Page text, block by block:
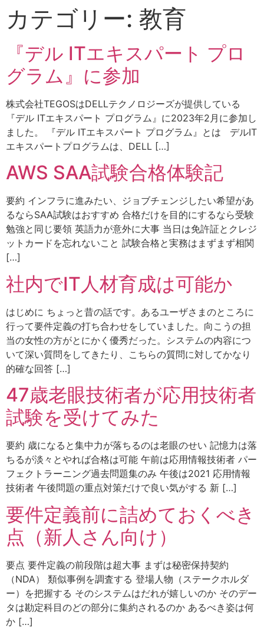
カテゴリー: 教育
『デル ITエキスパート プロ
グラム』に参加
株式会社TEGOSはDELLテクノロジーズが提供している
『デル ITエキスパート プログラム』に2023年2月に参加し
ました。 『デル ITエキスパート プログラム』とは デルIT
エキスパートプログラムは、DELL […]
AWS SAA試験合格体験記
要約 インフラに進みたい、ジョブチェンジしたい希望があ
るならSAA試験はおすすめ 合格だけを目的にするなら受験
勉強と同じ要領 英語力が意外に大事 当日は免許証とクレジ
ットカードを忘れないこと 試験合格と実務はまずまず相関
[…]
社内でIT人材育成は可能か
はじめに ちょっと昔の話です。あるユーザさまのところに
行って要件定義の打ち合わせをしていました。向こうの担
当の女性の方がとにかく優秀だった。システムの内容につ
いて深い質問をしてきたり、こちらの質問に対してかなり
的確な回答 […]
47歳老眼技術者が応用技術者
試験を受けてみた
要約 歳になると集中力が落ちるのは老眼のせい 記憶力は落
ちるが淡々とやれば合格は可能 午前は応用情報技術者 パー
フェクトラーニング過去問題集のみ 午後は2021 応用情報
技術者 午後問題の重点対策だけで良い気がする 新 […]
要件定義前に詰めておくべき
点（新人さん向け）
要点 要件定義の前段階は超大事 まずは秘密保持契約
（NDA） 類似事例を調査する 登場人物（ステークホルダ
ー）を把握する そのシステムはだれが嬉しいのか そのデー
タは勘定科目のどの部分に集約されるのか あるべき姿は何
か […]